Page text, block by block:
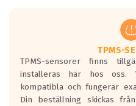
regelverket som
Ett däck med två svarta
godkända för år 2016 nya
Ett däck med en svart våg
minst tre decibel tystare än
regelverk som börjar gälla
TPMS-
TPMS-sensorer finns
installeras här hos oss.
kompatibla och fungerar
Din beställning skickas